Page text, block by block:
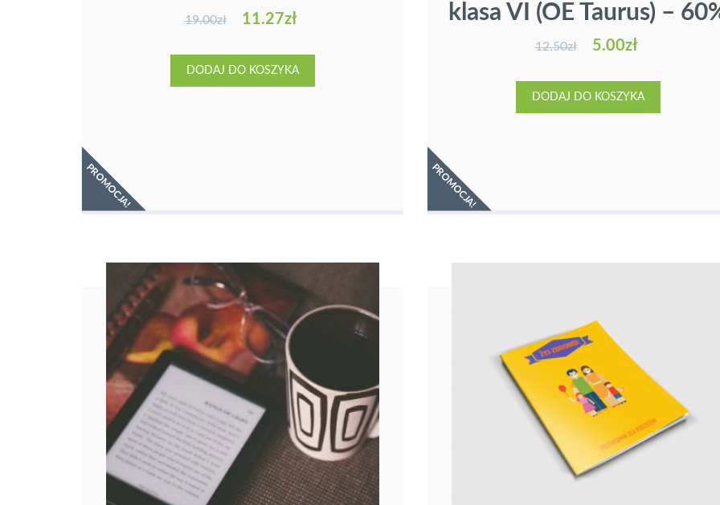
PROMOCJA!
19.00zł 11.27zł
DODAJ DO KOSZYKA
PROMOCJA!
klasa VI (OE Taurus) –
12.50zł 5.00zł
DODAJ DO KOSZYKA